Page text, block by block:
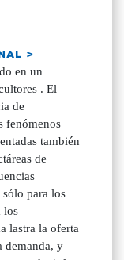
>
en un
. El
de
fenómenos
también
de
sólo para los
los
lastra la oferta
demanda, y